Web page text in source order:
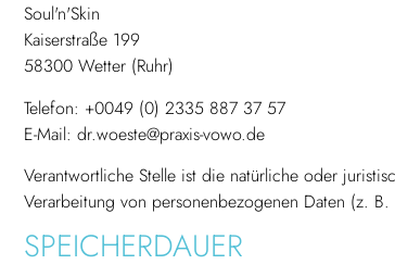
Soul'n'Skin
Kaiserstraße 199
58300 Wetter (Ruhr)
Telefon: +0049 (0) 2335 887 37 57
E-Mail: dr.woeste@praxis-vowo.de
Verantwortliche Stelle ist die natürliche oder
Verarbeitung von personenbezogenen Daten (z.
SPEICHERDAUER